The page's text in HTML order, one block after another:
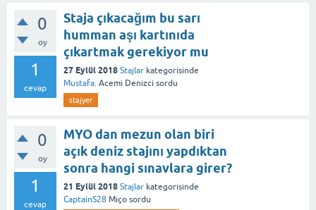
0
oy
1
cevap
Staja çıkacağım bu sarı
humman aşı kartınıda
çıkartmak gerekiyor mu
27 Eylül 2018 Stajlar kategorisinde
Mustafa. Acemi Denizci sordu
stajyer
0
oy
1
cevap
MYO dan mezun olan biri
açık deniz stajını yapdıktan
sonra hangi sınavlara girer?
21 Eylül 2018 Stajlar kategorisinde
CaptainS28 Miço sordu